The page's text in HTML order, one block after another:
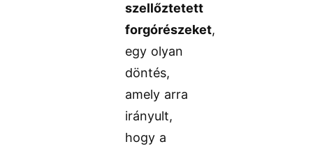
szellőztetett
forgórészeket,
egy olyan
döntés,
amely arra
irányult,
hogy a